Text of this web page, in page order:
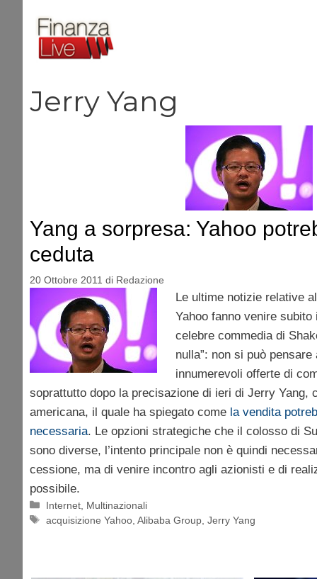
contenuto
Jerry Yang
Yang a sorpresa: Yahoo
ceduta
20 Ottobre 2011 di Redazione
Le ultime notizie relative
Yahoo fanno venire
celebre commedia di
nulla”: non si può
innumerevoli offerte di
soprattutto dopo la precisazione di ieri di Jerry Yang,
americana, il quale ha spiegato come la vendita
necessaria. Le opzioni strategiche che il colosso di
sono diverse, l’intento principale non è quindi
cessione, ma di venire incontro agli azionisti e di
possibile.
Categorie
Internet Multinazionali
Tag
acquisizione Yahoo ,Alibaba Group ,Jerry Yang